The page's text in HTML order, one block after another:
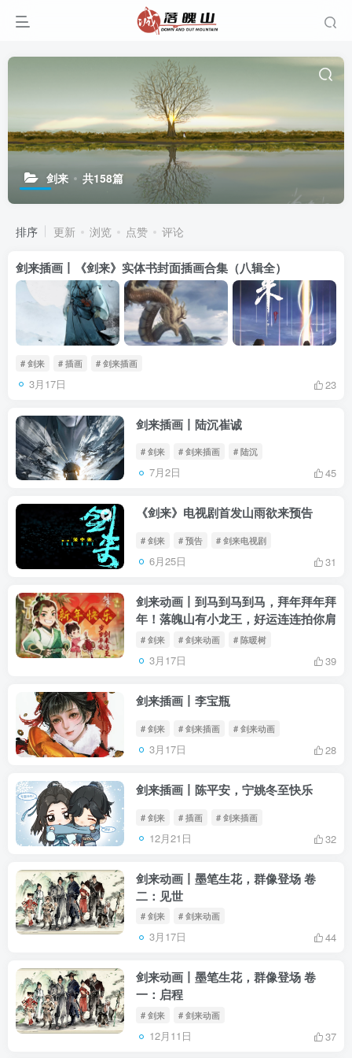
剑来 共158篇
排序 更新 浏览 点赞 评论
剑来插画丨《剑来》实体书封面插画合集（八辑全）
# 剑来 # 插画 # 剑来插画
3月17日 23
剑来插画丨陆沉崔诚
# 剑来 # 剑来插画 # 陆沉
7月2日 45
《剑来》电视剧首发山雨欲来预告
# 剑来 # 预告 # 剑来电视剧
6月25日 31
剑来动画丨到马到马到马，拜年拜年拜
年！落魄山有小龙王，好运连连拍你肩
# 剑来 # 剑来动画 # 陈暖树
3月17日 39
剑来插画丨李宝瓶
# 剑来 # 剑来插画 # 剑来动画
3月17日 28
剑来插画丨陈平安，宁姚冬至快乐
# 剑来 # 插画 # 剑来插画
12月21日 32
剑来动画丨墨笔生花，群像登场 卷
二：见世
# 剑来 # 剑来动画
3月17日 44
剑来动画丨墨笔生花，群像登场 卷
一：启程
# 剑来 # 剑来动画
12月11日 37